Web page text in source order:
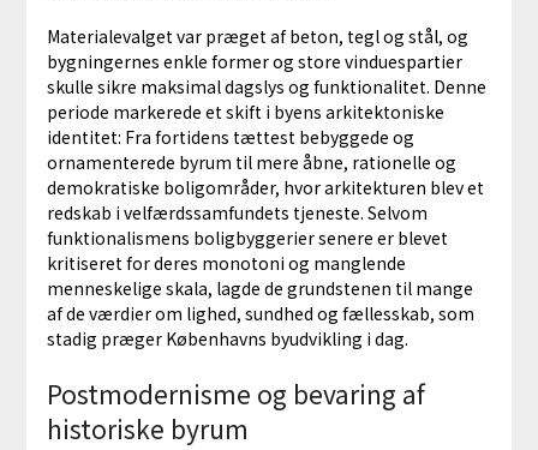
Materialevalget var præget af beton, tegl og stål, og
bygningernes enkle former og store vinduespartier
skulle sikre maksimal dagslys og funktionalitet. Denne
periode markerede et skift i byens arkitektoniske
identitet: Fra fortidens tættest bebyggede og
ornamenterede byrum til mere åbne, rationelle og
demokratiske boligområder, hvor arkitekturen blev et
redskab i velfærdssamfundets tjeneste. Selvom
funktionalismens boligbyggerier senere er blevet
kritiseret for deres monotoni og manglende
menneskelige skala, lagde de grundstenen til mange
af de værdier om lighed, sundhed og fællesskab, som
stadig præger Københavns byudvikling i dag.
Postmodernisme og bevaring af
historiske byrum